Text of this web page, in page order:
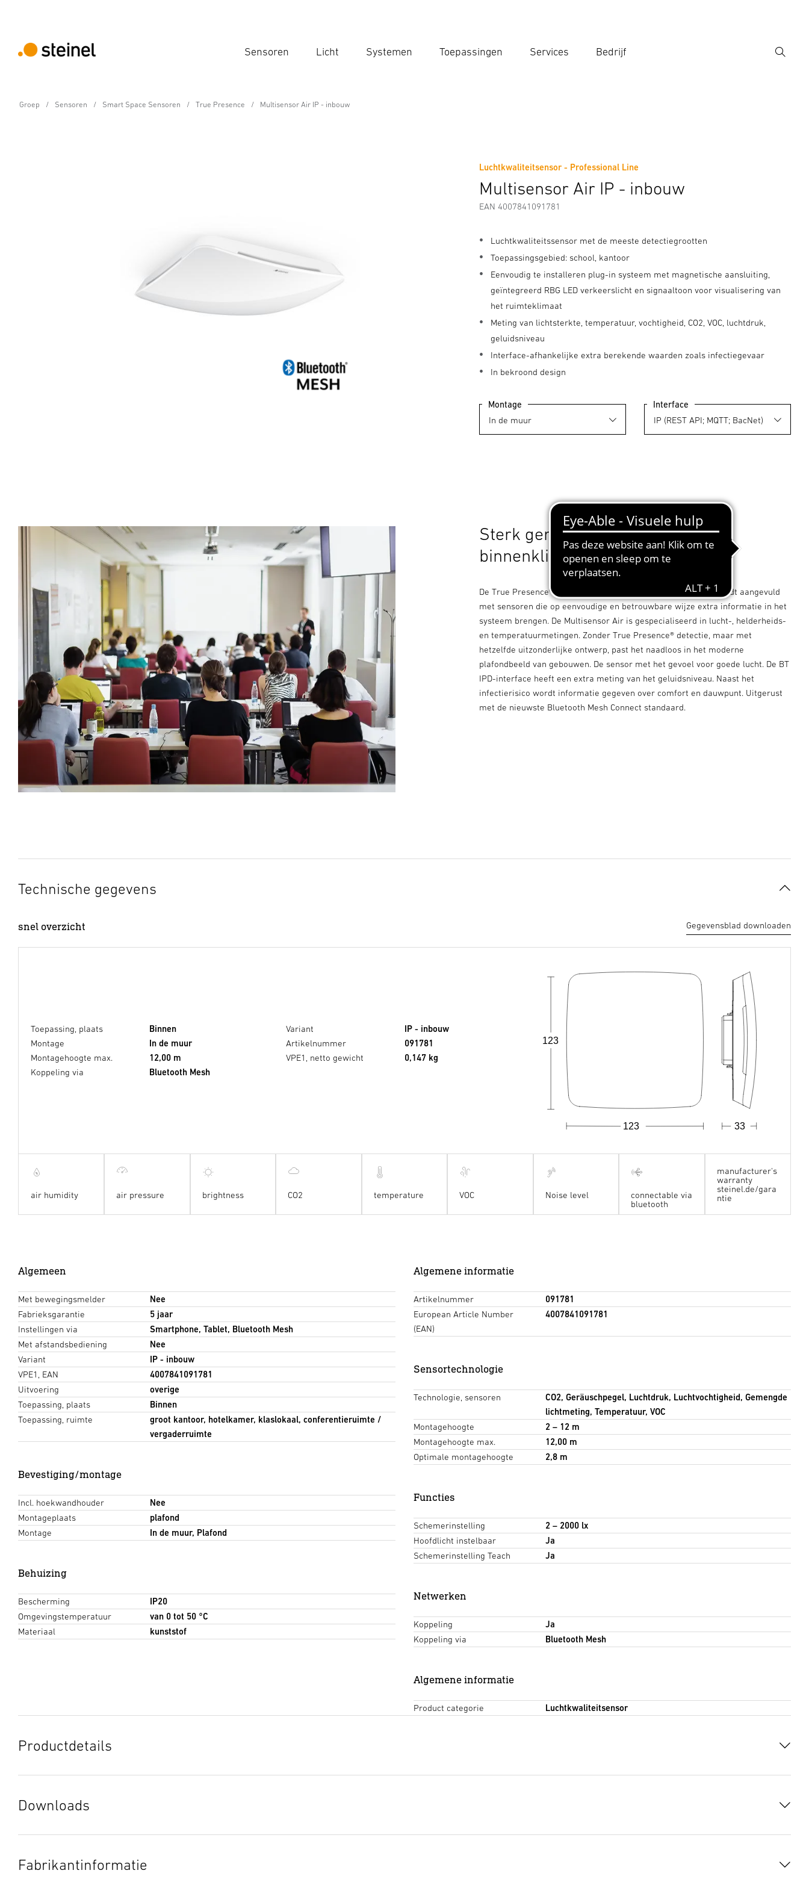
Sensoren Licht Systemen Toepassingen Services Bedrijf
Zoek
Groep Sensoren Smart Space Sensoren True Presence Multisensor Air IP - inbouw
Luchtkwaliteitsensor - Professional Line
Multisensor Air IP - inbouw
EAN 4007841091781
Luchtkwaliteitssensor met de meeste detectiegrootten
Toepassingsgebied: school, kantoor
Eenvoudig te installeren plug-in systeem met magnetische aansluiting,
geïntegreerd RBG LED verkeerslicht en signaaltoon voor visualisering van
het ruimteklimaat
Meting van lichtsterkte, temperatuur, vochtigheid, CO2, VOC, luchtdruk,
geluidsniveau
Interface-afhankelijke extra berekende waarden zoals infectiegevaar
In bekroond design
Montage Interface
Sterk gericht op een gezond
binnenklimaat.
De True Presence® productfamilie stelt nieuwe normen. Dit wordt aangevuld
met sensoren die op eenvoudige en betrouwbare wijze extra informatie in het
systeem brengen. De Multisensor Air is gespecialiseerd in lucht-, helderheids-
en temperatuurmetingen. Zonder True Presence® detectie, maar met
hetzelfde uitzonderlijke ontwerp, past het naadloos in het moderne
plafondbeeld van gebouwen. De sensor met het gevoel voor goede lucht. De BT
IPD-interface heeft een extra meting van het geluidsniveau. Naast het
infectierisico wordt informatie gegeven over comfort en dauwpunt. Uitgerust
met de nieuwste Bluetooth Mesh Connect standaard.
Technische gegevens
snel overzicht Gegevensblad downloaden
Toepassing, plaats
Binnen
Montage
In de muur
Montagehoogte max.
12,00 m
Koppeling via
Bluetooth Mesh
Variant
IP - inbouw
Artikelnummer
091781
VPE1, netto gewicht
0,147 kg
33
123
123
air humidity air pressure brightness CO2 temperature VOC Noise level
connectable via
bluetooth
manufacturer's
warranty
steinel.de/gara
ntie
Algemeen
Met bewegingsmelder
Nee
Fabrieksgarantie
5 jaar
Instellingen via
Smartphone, Tablet, Bluetooth Mesh
Met afstandsbediening
Nee
Variant
IP - inbouw
VPE1, EAN
4007841091781
Uitvoering
overige
Toepassing, plaats
Binnen
Toepassing, ruimte
groot kantoor, hotelkamer, klaslokaal, conferentieruimte /
vergaderruimte
Bevestiging/montage
Incl. hoekwandhouder
Nee
Montageplaats
plafond
Montage
In de muur, Plafond
Behuizing
Bescherming
IP20
Omgevingstemperatuur
van 0 tot 50 °C
Materiaal
kunststof
Algemene informatie
Artikelnummer
091781
European Article Number
(EAN)
4007841091781
Sensortechnologie
Technologie, sensoren
CO2, Geräuschpegel, Luchtdruk, Luchtvochtigheid, Gemengde
lichtmeting, Temperatuur, VOC
Montagehoogte
2 – 12 m
Montagehoogte max.
12,00 m
Optimale montagehoogte
2,8 m
Functies
Schemerinstelling
2 – 2000 lx
Hoofdlicht instelbaar
Ja
Schemerinstelling Teach
Ja
Netwerken
Koppeling
Ja
Koppeling via
Bluetooth Mesh
Algemene informatie
Product categorie Luchtkwaliteitsensor
Productdetails
Downloads
Fabrikantinformatie